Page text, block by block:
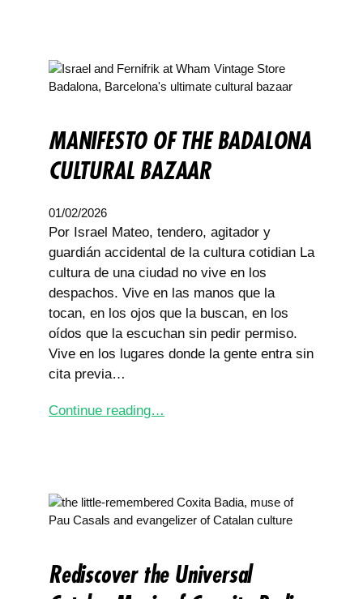
MANIFESTO OF THE BADALONA
CULTURAL BAZAAR
01/02/2026
Por Israel Mateo, tendero, agitador y
guardián accidental de la cultura cotidian La
cultura de una ciudad no vive en los
despachos. Vive en las manos que la
tocan, en los ojos que la buscan, en los
oídos que la escuchan sin pedir permiso.
Vive en los lugares donde la gente entra sin
cita previa…
Continue reading…
Rediscover the Universal